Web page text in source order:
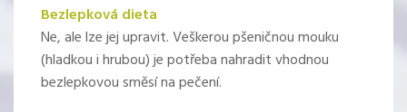
Bezlepková dieta
Ne, ale lze jej upravit. Veškerou pšeničnou mouku
(hladkou i hrubou) je potřeba nahradit vhodnou
bezlepkovou směsí na pečení.